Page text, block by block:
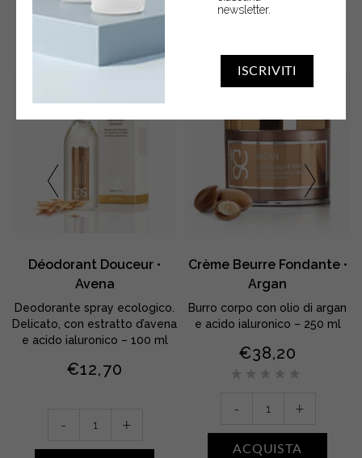
ISCRIVITI
newsletter.
POTREBBERO ANCHE
INTERESSARTI
Déodorant Douceur •
Avena
Deodorante spray ecologico.
Delicato, con estratto d’avena
e acido ialuronico – 100 ml
€12,70
- +
Crème Beurre Fondante •
Argan
Burro corpo con olio di argan
e acido ialuronico – 250 ml
€38,20
- +
ACQUISTA